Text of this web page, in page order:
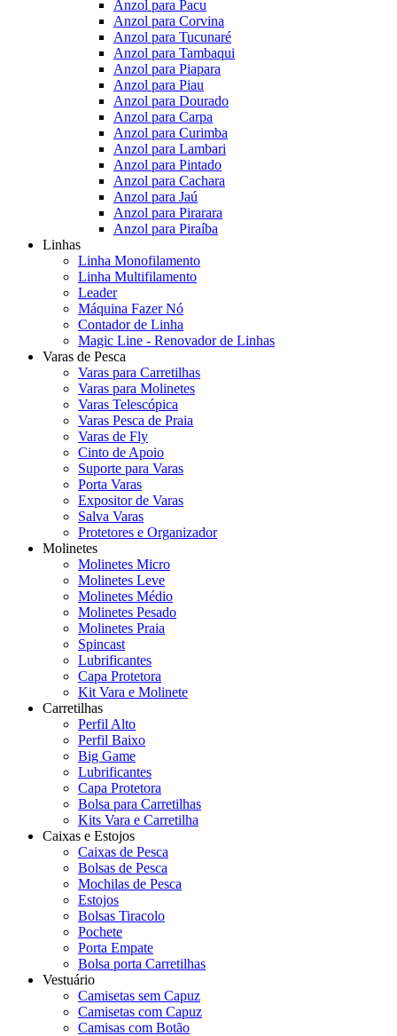
Anzol para Pacu
Anzol para Corvina
Anzol para Tucunaré
Anzol para Tambaqui
Anzol para Piapara
Anzol para Piau
Anzol para Dourado
Anzol para Carpa
Anzol para Curimba
Anzol para Lambari
Anzol para Pintado
Anzol para Cachara
Anzol para Jaú
Anzol para Pirarara
Anzol para Piraíba
Linhas
Linha Monofilamento
Linha Multifilamento
Leader
Máquina Fazer Nó
Contador de Linha
Magic Line - Renovador de Linhas
Varas de Pesca
Varas para Carretilhas
Varas para Molinetes
Varas Telescópica
Varas Pesca de Praia
Varas de Fly
Cinto de Apoio
Suporte para Varas
Porta Varas
Expositor de Varas
Salva Varas
Protetores e Organizador
Molinetes
Molinetes Micro
Molinetes Leve
Molinetes Médio
Molinetes Pesado
Molinetes Praia
Spincast
Lubrificantes
Capa Protetora
Kit Vara e Molinete
Carretilhas
Perfil Alto
Perfil Baixo
Big Game
Lubrificantes
Capa Protetora
Bolsa para Carretilhas
Kits Vara e Carretilha
Caixas e Estojos
Caixas de Pesca
Bolsas de Pesca
Mochilas de Pesca
Estojos
Bolsas Tiracolo
Pochete
Porta Empate
Bolsa porta Carretilhas
Vestuário
Camisetas sem Capuz
Camisetas com Capuz
Camisas com Botão